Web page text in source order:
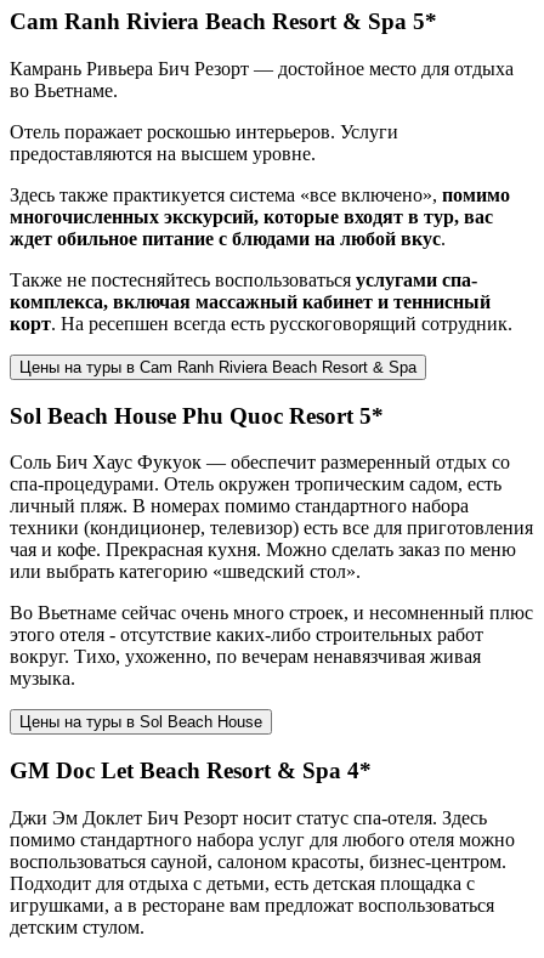
Cam Ranh Riviera Beach Resort & Spa 5*
Камрань Ривьера Бич Резорт — достойное место для отдыха
во Вьетнаме.
Отель поражает роскошью интерьеров. Услуги
предоставляются на высшем уровне.
Здесь также практикуется система «все включено», помимо
многочисленных экскурсий, которые входят в тур, вас
ждет обильное питание с блюдами на любой вкус.
Также не постесняйтесь воспользоваться услугами спа-
комплекса, включая массажный кабинет и теннисный
корт. На ресепшен всегда есть русскоговорящий сотрудник.
Цены на туры в Cam Ranh Riviera Beach Resort & Spa
Sol Beach House Phu Quoc Resort 5*
Cоль Бич Хаус Фукуок — обеспечит размеренный отдых со
спа-процедурами. Отель окружен тропическим садом, есть
личный пляж. В номерах помимо стандартного набора
техники (кондиционер, телевизор) есть все для приготовления
чая и кофе. Прекрасная кухня. Можно сделать заказ по меню
или выбрать категорию «шведский стол».
Во Вьетнаме сейчас очень много строек, и несомненный плюс
этого отеля - отсутствие каких-либо строительных работ
вокруг. Тихо, ухоженно, по вечерам ненавязчивая живая
музыка.
Цены на туры в Sol Beach House
GM Doc Let Beach Resort & Spa 4*
Джи Эм Доклет Бич Резорт носит статус спа-отеля. Здесь
помимо стандартного набора услуг для любого отеля можно
воспользоваться сауной, салоном красоты, бизнес-центром.
Подходит для отдыха с детьми, есть детская площадка с
игрушками, а в ресторане вам предложат воспользоваться
детским стулом.